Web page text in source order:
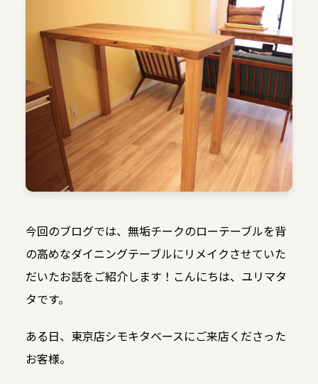
今回のブログでは、無垢チークのローテーブルを背
の高めなダイニングテーブルにリメイクさせていた
だいたお話をご紹介します！こんにちは、ユリマタ
タです。
ある日、東京店シモキタベースにご来店くださった
お客様。